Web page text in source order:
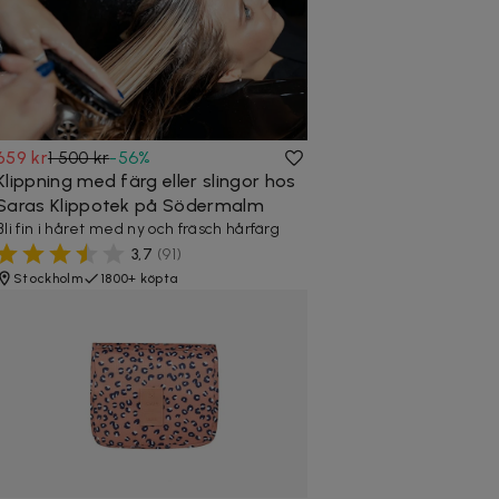
kr1 500 kr-56%
med färg eller slingor hos
Klippotek på Södermalm
fin i håret med ny och fräsch hårfärg
3,7 (91)
Stockholm 1800+ köpta